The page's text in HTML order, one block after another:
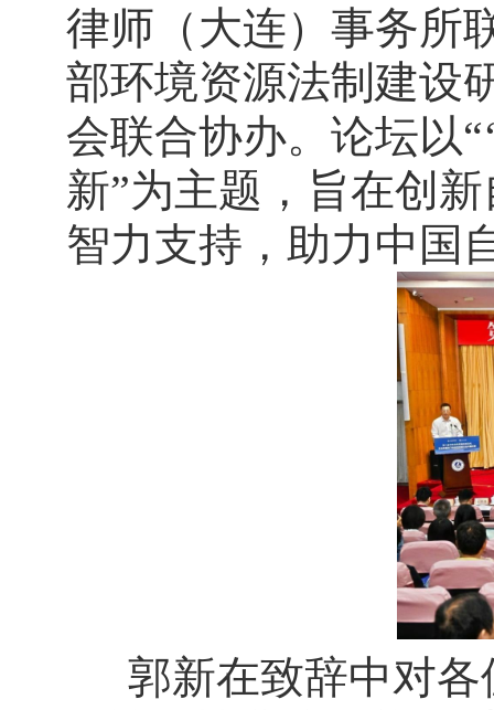
律师（大连）事务所
部环境资源法制建设
会联合协办。论坛以
新”为主题，旨在创
智力支持，助力中国
郭新在致辞中对